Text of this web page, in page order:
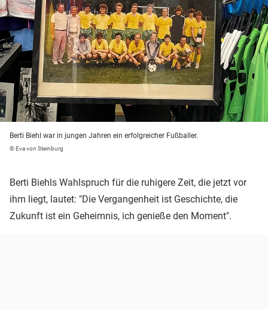
Berti Biehl war in jungen Jahren ein erfolgreicher Fußballer.
© Eva von Steinburg
Berti Biehls Wahlspruch für die ruhigere Zeit, die jetzt vor
ihm liegt, lautet: "Die Vergangenheit ist Geschichte, die
Zukunft ist ein Geheimnis, ich genieße den Moment".